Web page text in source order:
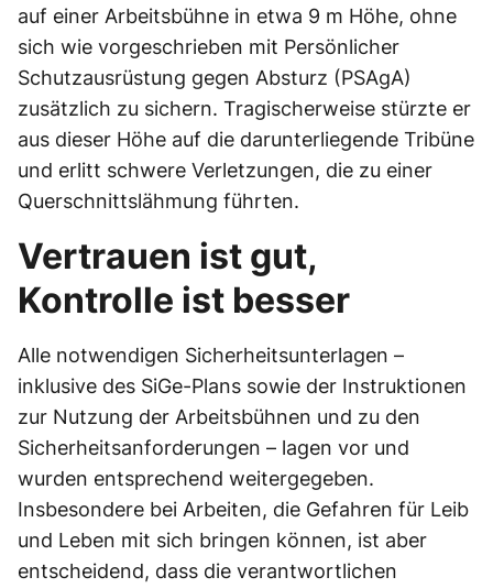
auf einer Arbeitsbühne in etwa 9 m Höhe, ohne
sich wie vorgeschrieben mit Persönlicher
Schutzausrüstung gegen Absturz (PSAgA)
zusätzlich zu sichern. Tragischerweise stürzte er
aus dieser Höhe auf die darunterliegende Tribüne
und erlitt schwere Verletzungen, die zu einer
Querschnittslähmung führten.
Vertrauen ist gut,
Kontrolle ist besser
Alle notwendigen Sicherheitsunterlagen –
inklusive des SiGe-Plans sowie der Instruktionen
zur Nutzung der Arbeitsbühnen und zu den
Sicherheitsanforderungen – lagen vor und
wurden entsprechend weitergegeben.
Insbesondere bei Arbeiten, die Gefahren für Leib
und Leben mit sich bringen können, ist aber
entscheidend, dass die verantwortlichen